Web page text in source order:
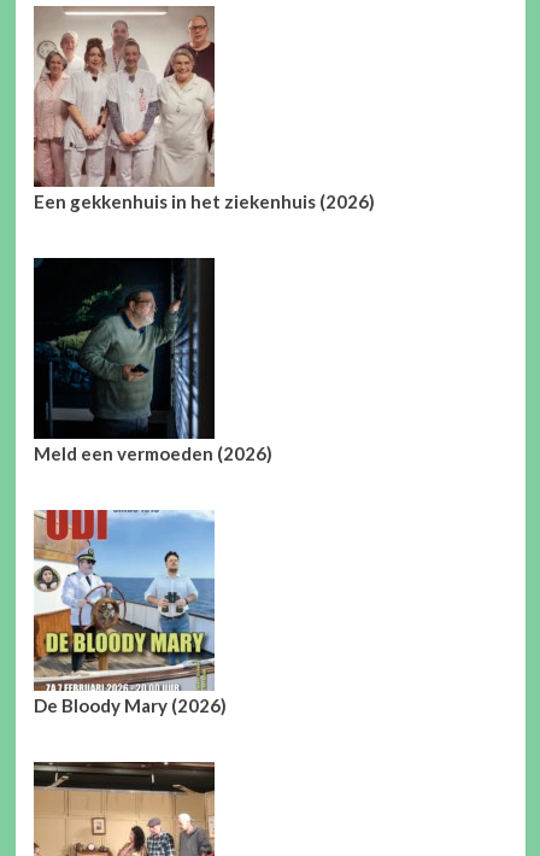
Een gekkenhuis in het ziekenhuis (2026)
Meld een vermoeden (2026)
De Bloody Mary (2026)